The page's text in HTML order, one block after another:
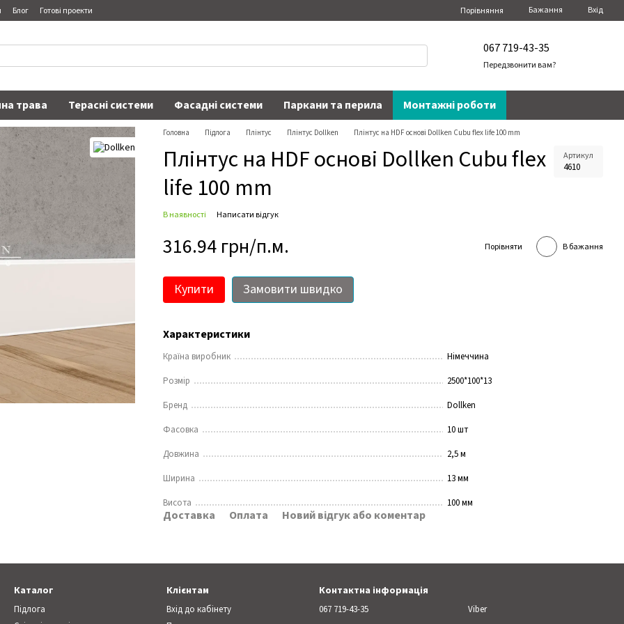
Блог Готові проекти Порівняння Бажання Вхід
067 719-43-35
Передзвонити вам?
трава Терасні системи Фасадні системи Паркани та перила Монтажні роботи
Головна Підлога Плінтус Плінтус Dollken Плінтус на HDF основі Dollken Cubu flex life 100 mm
Плінтус на HDF основі Dollken Cubu flex
life 100 mm
Артикул
4610
В наявності Написати відгук
316.94 грн/п.м. Порівняти В бажання
Купити Замовити швидко
Характеристики
Країна виробник
Німеччина
Розмір
2500*100*13
Бренд
Dollken
Фасовка
10 шт
Довжина
2,5 м
Ширина
13 мм
Висота
100 мм
Доставка Оплата Новий відгук або коментар
Каталог
Підлога
Клієнтам
Вхід до кабінету
Контактна інформація
067 719-43-35
Viber